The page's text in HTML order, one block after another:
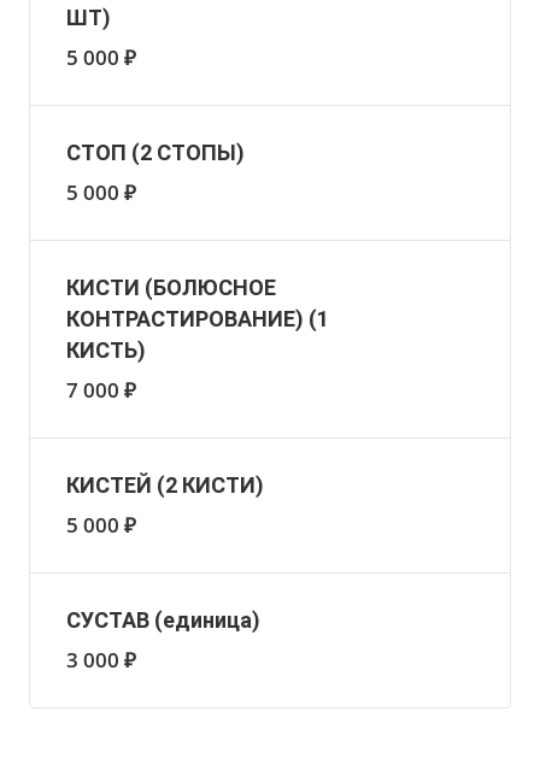
ШТ)
5 000 ₽
СТОП (2 СТОПЫ)
5 000 ₽
КИСТИ (БОЛЮСНОЕ
КОНТРАСТИРОВАНИЕ) (1
КИСТЬ)
7 000 ₽
КИСТЕЙ (2 КИСТИ)
5 000 ₽
СУСТАВ (единица)
3 000 ₽